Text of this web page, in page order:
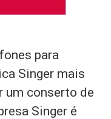
para
Singer mais
um conserto de
Singer é